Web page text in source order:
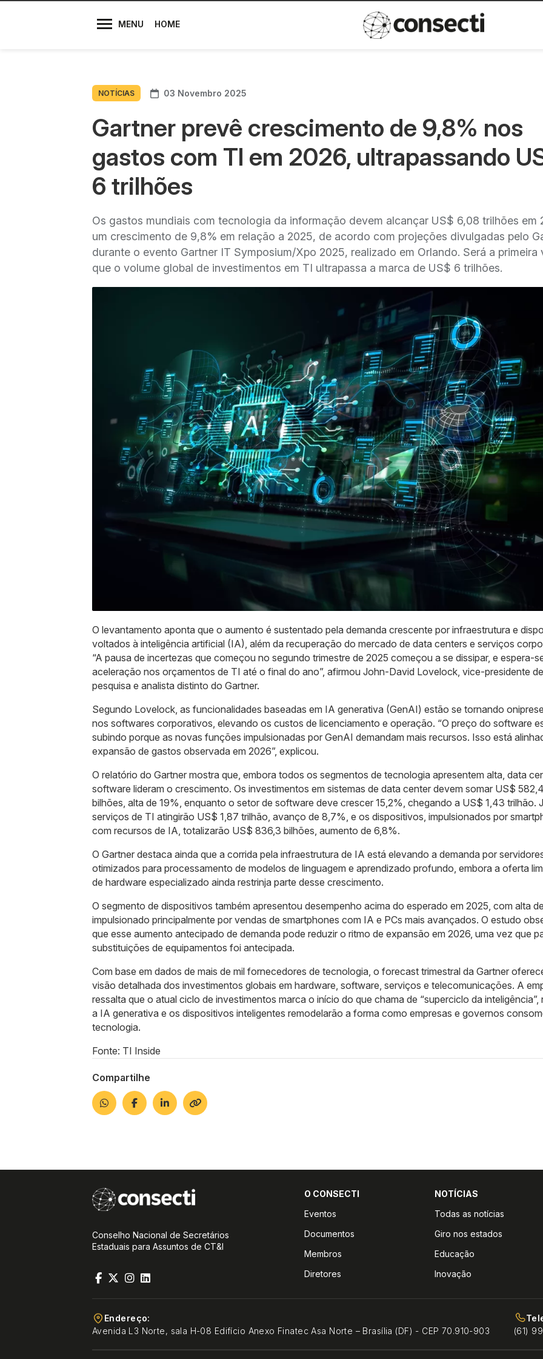
MENU HOME
Diretores
Política de
NOTÍCIAS 03 Novembro 2025
Gartner prevê crescimento de 9,8% nos
gastos com TI em 2026, ultrapassando
6 trilhões
Os gastos mundiais com tecnologia da informação devem alcançar US$ 6,08 trilhões em
um crescimento de 9,8% em relação a 2025, de acordo com projeções divulgadas pelo
durante o evento Gartner IT Symposium/Xpo 2025, realizado em Orlando. Será a primeira
que o volume global de investimentos em TI ultrapassa a marca de US$ 6 trilhões.
O levantamento aponta que o aumento é sustentado pela demanda crescente por infraestrutura e
voltados à inteligência artificial (IA), além da recuperação do mercado de data centers e serviços
“A pausa de incertezas que começou no segundo trimestre de 2025 começou a se dissipar, e espera-
aceleração nos orçamentos de TI até o final do ano”, afirmou John-David Lovelock, vice-presidente de
pesquisa e analista distinto do Gartner.
Segundo Lovelock, as funcionalidades baseadas em IA generativa (GenAI) estão se tornando
nos softwares corporativos, elevando os custos de licenciamento e operação. “O preço do software
subindo porque as novas funções impulsionadas por GenAI demandam mais recursos. Isso está
expansão de gastos observada em 2026”, explicou.
O relatório do Gartner mostra que, embora todos os segmentos de tecnologia apresentem alta, data
software lideram o crescimento. Os investimentos em sistemas de data center devem somar US$ 582,4
bilhões, alta de 19%, enquanto o setor de software deve crescer 15,2%, chegando a US$ 1,43 trilhão.
serviços de TI atingirão US$ 1,87 trilhão, avanço de 8,7%, e os dispositivos, impulsionados por
com recursos de IA, totalizarão US$ 836,3 bilhões, aumento de 6,8%.
O Gartner destaca ainda que a corrida pela infraestrutura de IA está elevando a demanda por
otimizados para processamento de modelos de linguagem e aprendizado profundo, embora a oferta
de hardware especializado ainda restrinja parte desse crescimento.
O segmento de dispositivos também apresentou desempenho acima do esperado em 2025, com alta
impulsionado principalmente por vendas de smartphones com IA e PCs mais avançados. O estudo
que esse aumento antecipado de demanda pode reduzir o ritmo de expansão em 2026, uma vez que
substituições de equipamentos foi antecipada.
Com base em dados de mais de mil fornecedores de tecnologia, o forecast trimestral da Gartner
visão detalhada dos investimentos globais em hardware, software, serviços e telecomunicações. A
ressalta que o atual ciclo de investimentos marca o início do que chama de “superciclo da inteligência”,
a IA generativa e os dispositivos inteligentes remodelarão a forma como empresas e governos
tecnologia.
Fonte: TI Inside
Compartilhe
Conselho Nacional de Secretários
Estaduais para Assuntos de CT&I
O CONSECTI
Eventos
Documentos
Membros
Diretores
NOTÍCIAS
Todas as notícias
Giro nos estados
Educação
Inovação
Endereço:
Avenida L3 Norte, sala H-08 Edifício Anexo Finatec Asa Norte – Brasília (DF) - CEP 70.910-903
(61)